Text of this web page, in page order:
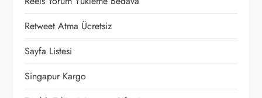
m
e
s
Retweet Atma Ücretsiz
Sayfa Listesi
Singapur Kargo